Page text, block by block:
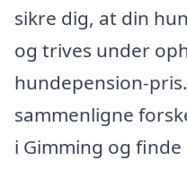
sikre dig, at din
og trives under
hundepension-
sammenligne
i Gimming og